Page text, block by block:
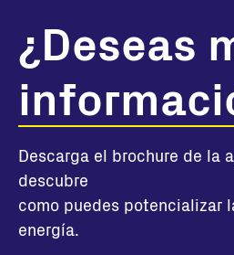
¿Deseas
Descarga el brochure de la
descubre
como puedes potencializar
energía.